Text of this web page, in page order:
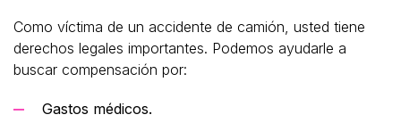
Como víctima de un accidente de camión, usted tiene
derechos legales importantes. Podemos ayudarle a
buscar compensación por:
Gastos médicos.